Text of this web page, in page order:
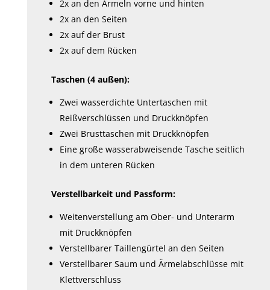
2x an den Ärmeln vorne und hinten
2x an den Seiten
2x auf der Brust
2x auf dem Rücken
Taschen (4 außen):
Zwei wasserdichte Untertaschen mit
Reißverschlüssen und Druckknöpfen
Zwei Brusttaschen mit Druckknöpfen
Eine große wasserabweisende Tasche seitlich
in dem unteren Rücken
Verstellbarkeit und Passform:
Weitenverstellung am Ober- und Unterarm
mit Druckknöpfen
Verstellbarer Taillengürtel an den Seiten
Verstellbarer Saum und Ärmelabschlüsse mit
Klettverschluss